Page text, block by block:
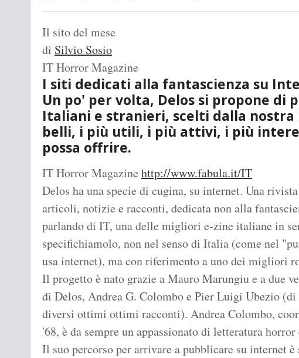
Il sito del mese
di Silvio Sosio
IT Horror Magazine
I siti dedicati alla fantascienza su
Un po' per volta, Delos si propone di
Italiani e stranieri, scelti dalla
belli, i più utili, i più attivi, i più
possa offrire.
IT Horror Magazine http://www.fabula.it/IT
Delos ha una specie di cugina, su internet. Una
articoli, notizie e racconti, dedicata non alla
parlando di IT, una delle migliori e-zine italiane in
specifichiamolo, non nel senso di Italia (come nel
usa internet), ma con riferimento a uno dei migliori
Il progetto è nato grazie a Mauro Marungiu e a due
di Delos, Andrea G. Colombo e Pier Luigi Ubezio
diversi ottimi ottimi racconti). Andrea Colombo,
'68, è da sempre un appassionato di letteratura
Il suo percorso per arrivare a pubblicare su internet